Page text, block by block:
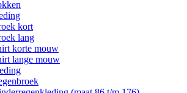
kort
lang
korte mouw
lange mouw